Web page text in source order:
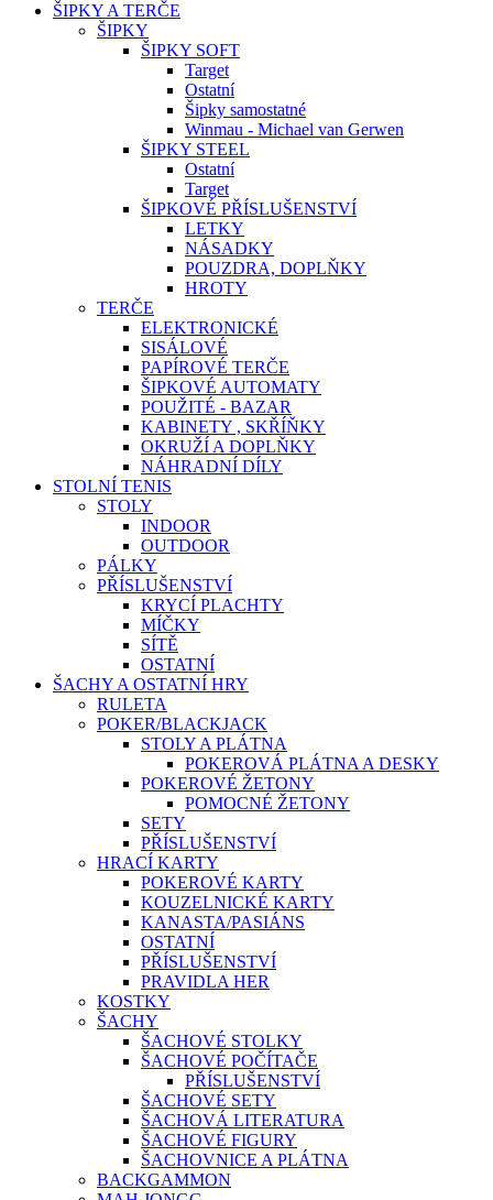
ŠIPKY A TERČE
ŠIPKY
ŠIPKY SOFT
Target
Ostatní
Šipky samostatné
Winmau - Michael van Gerwen
ŠIPKY STEEL
Ostatní
Target
ŠIPKOVÉ PŘÍSLUŠENSTVÍ
LETKY
NÁSADKY
POUZDRA, DOPLŇKY
HROTY
TERČE
ELEKTRONICKÉ
SISÁLOVÉ
PAPÍROVÉ TERČE
ŠIPKOVÉ AUTOMATY
POUŽITÉ - BAZAR
KABINETY , SKŘÍŇKY
OKRUŽÍ A DOPLŇKY
NÁHRADNÍ DÍLY
STOLNÍ TENIS
STOLY
INDOOR
OUTDOOR
PÁLKY
PŘÍSLUŠENSTVÍ
KRYCÍ PLACHTY
MÍČKY
SÍTĚ
OSTATNÍ
ŠACHY A OSTATNÍ HRY
RULETA
POKER/BLACKJACK
STOLY A PLÁTNA
POKEROVÁ PLÁTNA A DESKY
POKEROVÉ ŽETONY
POMOCNÉ ŽETONY
SETY
PŘÍSLUŠENSTVÍ
HRACÍ KARTY
POKEROVÉ KARTY
KOUZELNICKÉ KARTY
KANASTA/PASIÁNS
OSTATNÍ
PŘÍSLUŠENSTVÍ
PRAVIDLA HER
KOSTKY
ŠACHY
ŠACHOVÉ STOLKY
ŠACHOVÉ POČÍTAČE
PŘÍSLUŠENSTVÍ
ŠACHOVÉ SETY
ŠACHOVÁ LITERATURA
ŠACHOVÉ FIGURY
ŠACHOVNICE A PLÁTNA
BACKGAMMON